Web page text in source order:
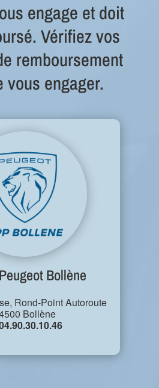
engage et doit
Vérifiez vos
remboursement
vous engager.
Bollène
Rond-Point Autoroute
Bollène